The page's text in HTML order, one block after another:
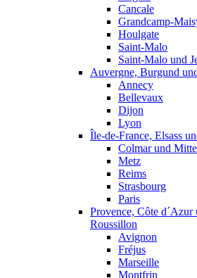
Cancale
Grandcamp-
Houlgate
Saint-Malo
Saint-Malo und
Auvergne, Burgund
Annecy
Bellevaux
Dijon
Lyon
Île-de-France, Elsass
Colmar und
Metz
Reims
Strasbourg
Paris
Provence, Côte
Roussillon
Avignon
Fréjus
Marseille
Montfrin